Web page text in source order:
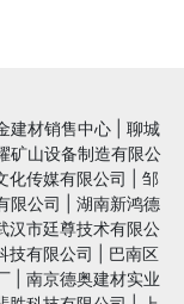
建材销售中心
聊城
矿山设备制造有限公
化传媒有限公司
邹
限公司
湖南新鸿德
汉市廷尊技术有限公
技有限公司
巴南区
南京德奥建材实业